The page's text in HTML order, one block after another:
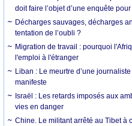
doit faire l’objet d’une enquête
Décharges sauvages, décharges
tentation de l’oubli ?
Migration de travail : pourquoi
l'emploi à l'étranger
Liban : Le meurtre d’une
manifeste
Israël : Les retards imposés aux
vies en danger
Chine. Le militant arrêté au Tibet à